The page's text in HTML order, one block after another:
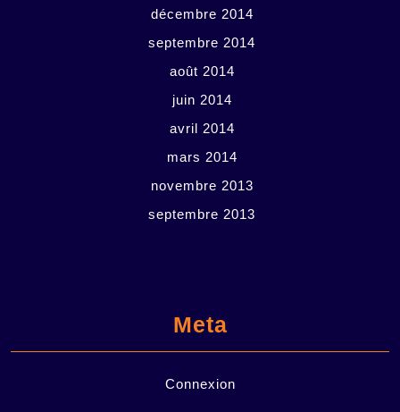
décembre 2014
septembre 2014
août 2014
juin 2014
avril 2014
mars 2014
novembre 2013
septembre 2013
Meta
Connexion